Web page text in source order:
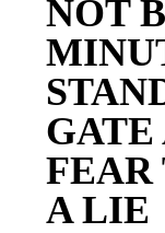
NOT
GATE
FEAR
A LIE